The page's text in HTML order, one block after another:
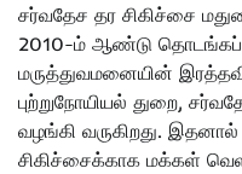
சர்வதேச தர சிகிச்சை
2010-ம் ஆண்டு
மருத்துவமனையின்
புற்றுநோயியல் துறை,
வழங்கி வருகிறது.
சிகிச்சைக்காக மக்கள்